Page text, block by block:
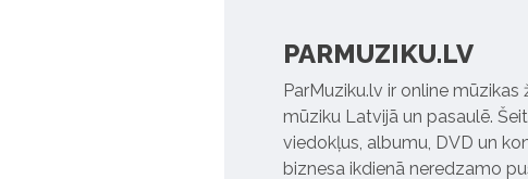
PARMUZIKU.LV
ParMuziku.lv ir online
mūziku Latvijā un pasaulē.
viedokļus, albumu, DVD un
biznesa ikdienā neredzamo